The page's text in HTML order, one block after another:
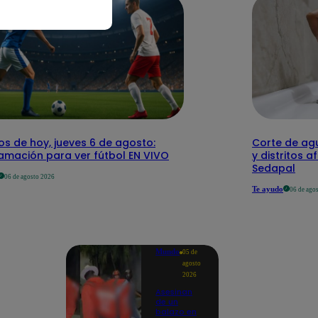
de hoy, jueves 6 de agosto:
para ver fútbol EN VIVO
06 de agosto 2026
Corte de
y distritos
Sedapal
Te ayudo 06 de
Mundo 05 de
agosto
2026
Asesinan
de un
balazo en